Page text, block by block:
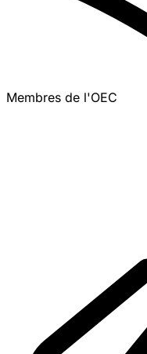
Membres de l'OEC